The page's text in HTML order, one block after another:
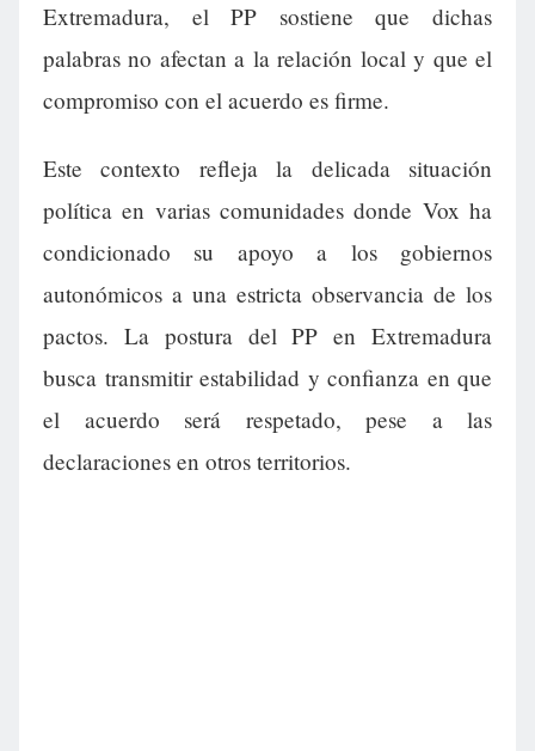
Extremadura, el PP sostiene que dichas
palabras no afectan a la relación local y que el
compromiso con el acuerdo es firme.
Este contexto refleja la delicada situación
política en varias comunidades donde Vox ha
condicionado su apoyo a los gobiernos
autonómicos a una estricta observancia de los
pactos. La postura del PP en Extremadura
busca transmitir estabilidad y confianza en que
el acuerdo será respetado, pese a las
declaraciones en otros territorios.